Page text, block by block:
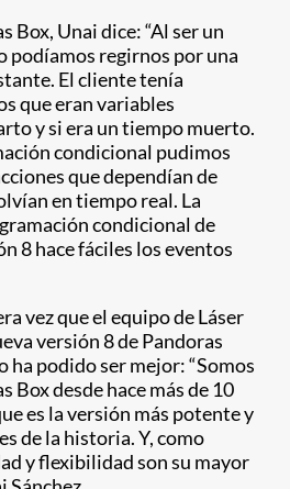
Box, Unai dice: “Al ser un
podíamos regirnos por una
El cliente tenía
que eran variables
y si era un tiempo muerto.
condicional pudimos
que dependían de
en tiempo real. La
condicional de
8 hace fáciles los eventos
vez que el equipo de Láser
versión 8 de Pandoras
ha podido ser mejor: “Somos
Box desde hace más de 10
es la versión más potente y
de la historia. Y, como
y flexibilidad son su mayor